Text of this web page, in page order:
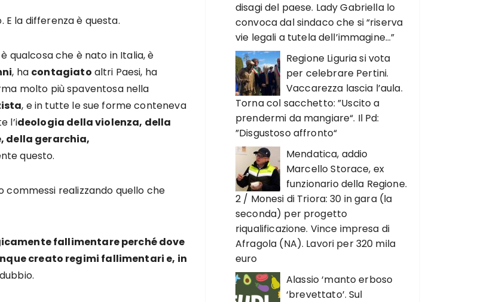
E la differenza è questa.
qualcosa che è nato in Italia, è
, ha contagiato altri Paesi, ha
molto più spaventosa nella
, e in tutte le sue forme conteneva
l’ideologia della violenza, della
della gerarchia,
questo.
commessi realizzando quello che
fallimentare perché dove
creato regimi fallimentari e, in
disagi del paese. Lady Gabriella lo
convoca dal sindaco che si “riserva
vie legali a tutela dell’immagine…”
Regione Liguria si vota
per celebrare Pertini.
Vaccarezza lascia l’aula.
Torna col sacchetto: ”Uscito a
prendermi da mangiare“. Il Pd:
”Disgustoso affronto“
Mendatica, addio
Marcello Storace, ex
funzionario della Regione.
2 / Monesi di Triora: 30 in gara (la
seconda) per progetto
riqualificazione. Vince impresa di
Afragola (NA). Lavori per 320 mila
euro
Alassio ‘manto erboso
‘brevettato’. Sul